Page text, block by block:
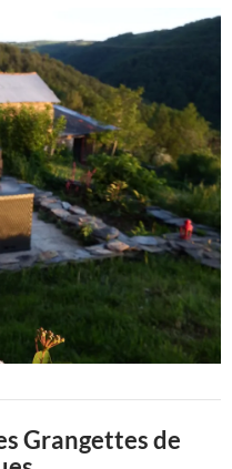
Grangettes de